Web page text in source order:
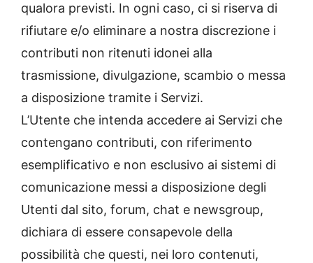
qualora previsti. In ogni caso, ci si riserva di
rifiutare e/o eliminare a nostra discrezione i
contributi non ritenuti idonei alla
trasmissione, divulgazione, scambio o messa
a disposizione tramite i Servizi.
L’Utente che intenda accedere ai Servizi che
contengano contributi, con riferimento
esemplificativo e non esclusivo ai sistemi di
comunicazione messi a disposizione degli
Utenti dal sito, forum, chat e newsgroup,
dichiara di essere consapevole della
possibilità che questi, nei loro contenuti,